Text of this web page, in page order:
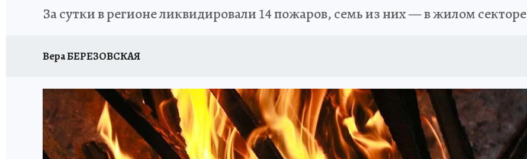
За сутки в регионе ликвидировали 14 пожаров, семь из них — в жилом секторе
Вера БЕРЕЗОВСКАЯ